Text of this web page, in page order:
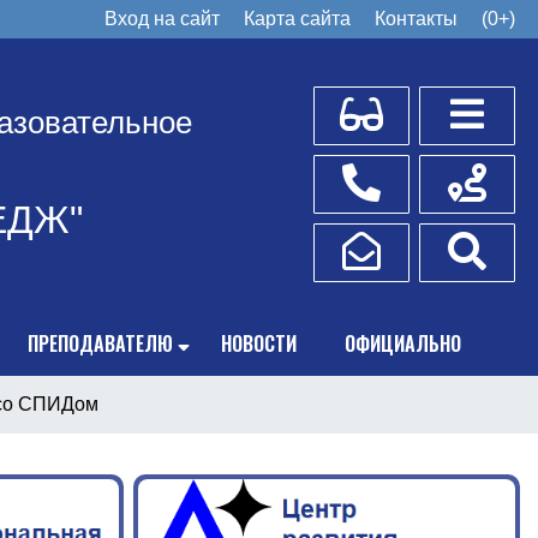
Вход на сайт Карта сайта Контакты (0+)
Для слабовидящих
Телефоны
Написать обращение
Схема
ПРЕПОДАВАТЕЛЮ НОВОСТИ ОФИЦИАЛЬНО
СПИДом